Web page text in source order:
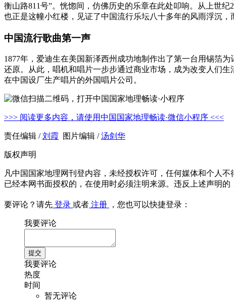
衡山路811号”。恍惚间，仿佛历史的乐章在此处叩响。从上世
也正是这幢小红楼，见证了中国流行乐坛八十多年的风雨浮沉，
中国流行歌曲第一声
1877年，爱迪生在美国新泽西州成功地制作出了第一台用锡箔
还原。从此，唱机和唱片一步步通过商业市场，成为改变人们
在中国设厂生产唱片的外国唱片公司。
>>> 阅读更多内容，请使用中国国家地理畅读·微信小程序 <<<
责任编辑 /刘霞 图片编辑 /汤剑华
版权声明
凡中国国家地理网刊登内容，未经授权许可，任何媒体和个人不
已经本网书面授权的，在使用时必须注明来源。违反上述声明的
要评论？请先 登录 或者 注册 ，您也可以快捷登录：
我要评论
我要评论
热度
时间
暂无评论